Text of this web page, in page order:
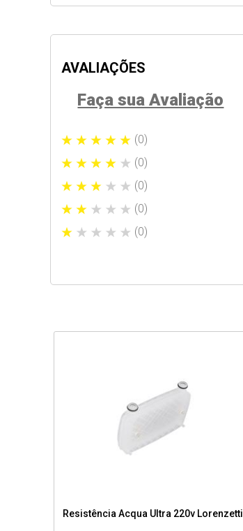
AVALIAÇÕES
Faça sua Avaliação
(0)
(0)
(0)
(0)
(0)
Resistência Acqua Ultra 220v Lorenzetti